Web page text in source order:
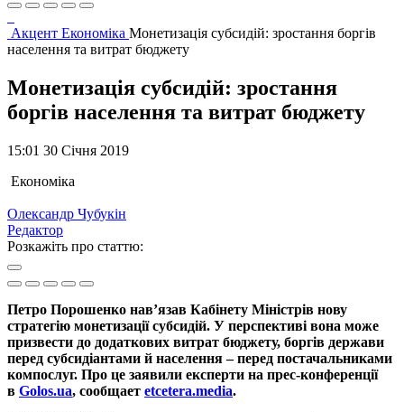
Акцент Економіка Монетизація субсидій: зростання боргів
населення та витрат бюджету
Монетизація субсидій: зростання
боргів населення та витрат бюджету
15:01 30 Січня 2019
Економіка
Олександр Чубукін
Редактор
Розкажіть про статтю:
Петро Порошенко нав’язав Кабінету Міністрів нову
стратегію монетизації субсидій. У перспективі вона може
призвести до додаткових витрат бюджету, боргів держави
перед субсидіантами й населення – перед постачальниками
компослуг. Про це заявили експерти на прес-конференції
в Golos.ua, сообщает etcetera.media.